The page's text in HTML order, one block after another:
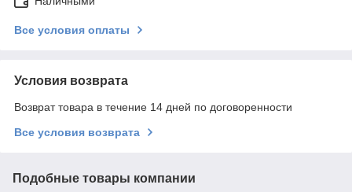
Все условия оплаты
Условия возврата
Возврат товара в течение 14 дней по договоренности
Все условия возврата
Подобные товары компании